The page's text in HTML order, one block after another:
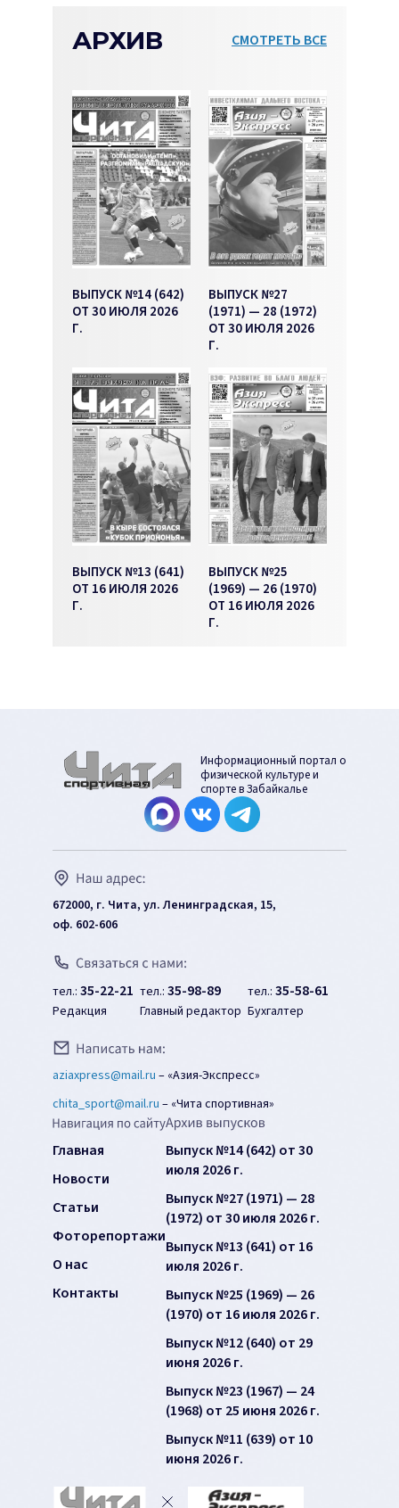
АРХИВ СМОТРЕТЬ ВСЕ
ВЫПУСК №14 (642)
ОТ 30 ИЮЛЯ 2026
Г.
ВЫПУСК №27
(1971) — 28 (1972)
ОТ 30 ИЮЛЯ 2026
Г.
ВЫПУСК №13 (641)
ОТ 16 ИЮЛЯ 2026
Г.
ВЫПУСК №25
(1969) — 26 (1970)
ОТ 16 ИЮЛЯ 2026
Г.
Информационный портал о
физической культуре и
спорте в Забайкалье
672000, г. Чита, ул. Ленинградская, 15,
оф. 602-606
тел.: 35-22-21
Редакция
тел.: 35-98-89
Главный редактор
тел.: 35-58-61
Бухгалтер
aziaxpress@mail.ru – «Азия-Экспресс»
chita_sport@mail.ru – «Чита спортивная»
Главная
Новости
Статьи
Фоторепортажи
О нас
Контакты
Выпуск №14 (642) от 30
июля 2026 г.
Выпуск №27 (1971) — 28
(1972) от 30 июля 2026 г.
Выпуск №13 (641) от 16
июля 2026 г.
Выпуск №25 (1969) — 26
(1970) от 16 июля 2026 г.
Выпуск №12 (640) от 29
июня 2026 г.
Выпуск №23 (1967) — 24
(1968) от 25 июня 2026 г.
Выпуск №11 (639) от 10
июня 2026 г.